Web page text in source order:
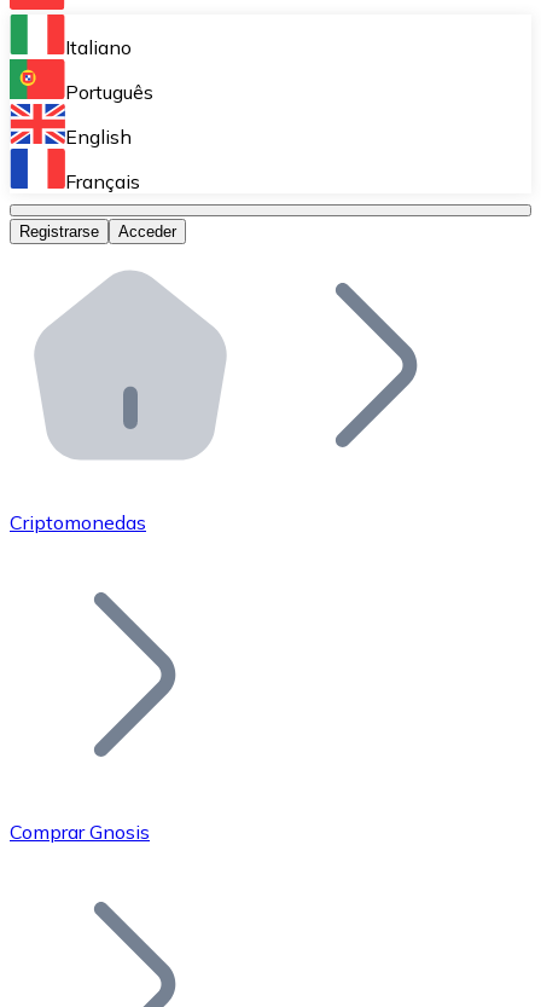
Bitnovo Ramp
Integra nuestra solución en tu plataforma.
Bitnovo Giftcards
Bitnovo OTC
Bitnovo ATM
Integra un ATM Bitnovo en tu negocio y permite que
Bitnovo API
Integra nuestra API en tu ecosistema.
Únete a nuestra red de distribuidores.
Añade tu proyecto a nuestro ecosistema.
Bitcoin
Italiano
Português
English
Français
Registrarse Acceder
Criptomonedas
Comprar Gnosis